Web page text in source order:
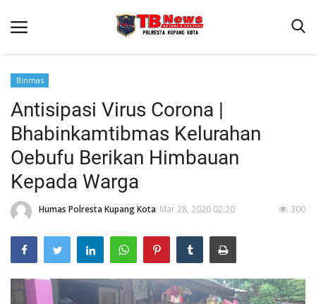
Beranda
Binkam
Terms & Conditions
Reskrim
Lantas
Mitra Polisi
Giat Ops
Polisi Kita
Binmas
Antisipasi Virus Corona |
Bhabinkamtibmas Kelurahan
Oebufu Berikan Himbauan
Kepada Warga
Humas Polresta Kupang Kota Mar 28, 2020 02:20 300